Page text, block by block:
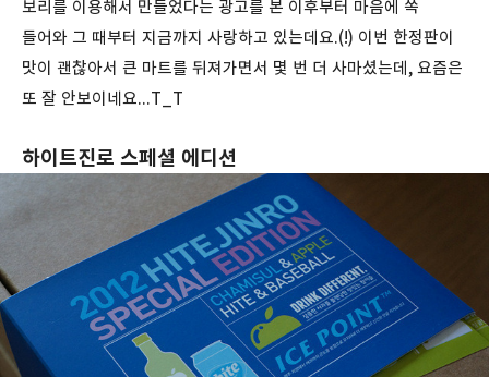
보리를 이용해서 만들었다는 광고를 본 이후부터 마음에 쏙
들어와 그 때부터 지금까지 사랑하고 있는데요.(!) 이번 한정판이
맛이 괜찮아서 큰 마트를 뒤져가면서 몇 번 더 사마셨는데, 요즘은
또 잘 안보이네요...T_T
하이트진로 스페셜 에디션